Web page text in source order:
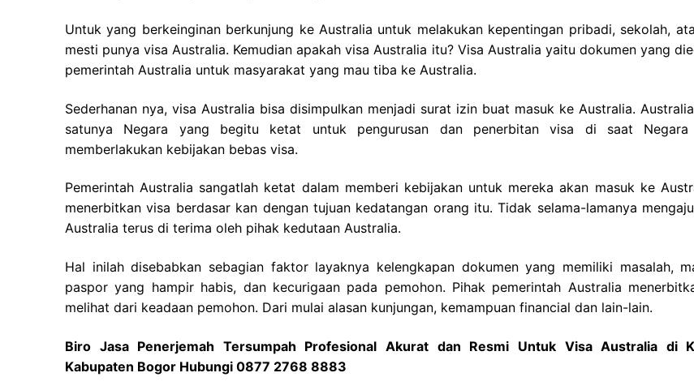
Untuk yang berkeinginan berkunjung ke Australia untuk melakukan kepentingan pribadi, sekolah,
mesti punya visa Australia. Kemudian apakah visa Australia itu? Visa Australia yaitu dokumen yang
pemerintah Australia untuk masyarakat yang mau tiba ke Australia.
Sederhanan nya, visa Australia bisa disimpulkan menjadi surat izin buat masuk ke Australia.
satunya Negara yang begitu ketat untuk pengurusan dan penerbitan visa di saat
memberlakukan kebijakan bebas visa.
Pemerintah Australia sangatlah ketat dalam memberi kebijakan untuk mereka akan masuk ke
menerbitkan visa berdasar kan dengan tujuan kedatangan orang itu. Tidak selama-lamanya
Australia terus di terima oleh pihak kedutaan Australia.
Hal inilah disebabkan sebagian faktor layaknya kelengkapan dokumen yang memiliki masalah,
paspor yang hampir habis, dan kecurigaan pada pemohon. Pihak pemerintah Australia
melihat dari keadaan pemohon. Dari mulai alasan kunjungan, kemampuan financial dan lain-lain.
Biro Jasa Penerjemah Tersumpah Profesional Akurat dan Resmi Untuk Visa Australia di
Kabupaten Bogor Hubungi 0877 2768 8883